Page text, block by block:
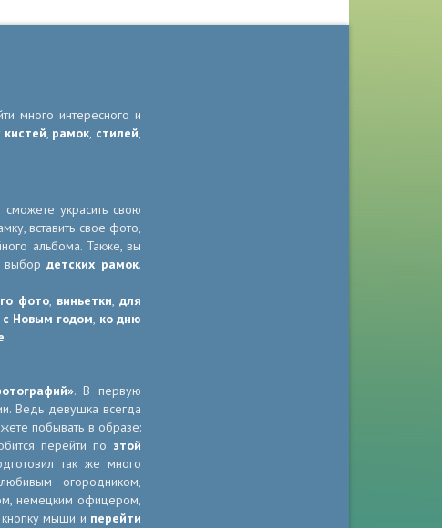
много интересного и
кистей, рамок, стилей,
украсить свою
вставить свое фото,
альбома. Также, вы
выбордетских рамок.
фото, виньетки, для
с Новым годом, ко дню
. В первую
Ведь девушка всегда
побывать в образе:
перейти по этой
так же много
огородником,
немецким офицером,
кнопку мыши и перейти